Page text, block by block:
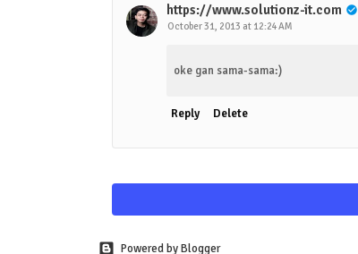
https://www.solutionz-it.com
October 31, 2013 at 12:24 AM
oke gan sama-sama:)
Reply Delete
Powered by Blogger